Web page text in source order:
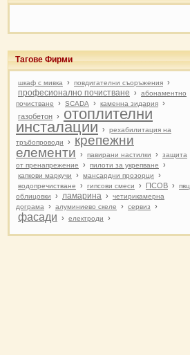
Тагове Фирми
шкаф с мивка › повдигателни съоръжения ›
професионално почистване ›
абонаментно
почистване
› SCADA › каменна зидария ›
газобетон › отоплителни
инсталации ›
рехабилитация на
тръбопроводи
›
крепежни
елементи › павирани настилки ›
защита
от пренапрежение
› пилоти за укрепване ›
капкови маркучи › мансардни прозорци ›
водопречистване › гипсови смеси › ПСОВ ›
пвц
облицовки
› ламарина ›
четирикамерна
дограма
› алуминиево скеле › сервиз ›
фасади › електроди ›